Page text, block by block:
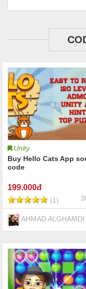
Unity
Buy Hello Cats App
code
199.000đ
(1)
AHMAD ALGHAMDI